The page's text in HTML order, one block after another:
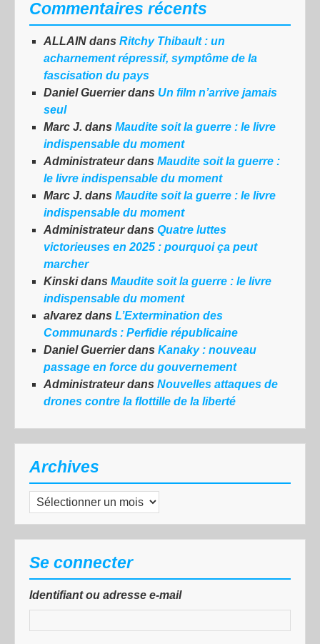
Commentaires récents
ALLAIN dans Ritchy Thibault : un
acharnement répressif, symptôme de la
fascisation du pays
Daniel Guerrierdans Un film n’arrive jamais
seul
Marc J. dans Maudite soit la guerre : le livre
indispensable du moment
Administrateurdans Maudite soit la guerre :
le livre indispensable du moment
Marc J. dans Maudite soit la guerre : le livre
indispensable du moment
Administrateurdans Quatre luttes
victorieuses en 2025 : pourquoi ça peut
marcher
Kinskidans Maudite soit la guerre : le livre
indispensable du moment
alvarez dans L’Extermination des
Communards : Perfidie républicaine
Daniel Guerrierdans Kanaky : nouveau
passage en force du gouvernement
Administrateurdans Nouvelles attaques de
drones contre la flottille de la liberté
Archives
Archives
Se connecter
Identifiant ou adresse e-mail